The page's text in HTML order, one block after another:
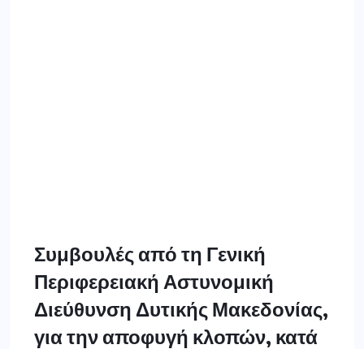
Συμβουλές από τη Γενική
Περιφερειακή Αστυνομική
Διεύθυνση Δυτικής Μακεδονίας,
για την αποφυγή κλοπών, κατά